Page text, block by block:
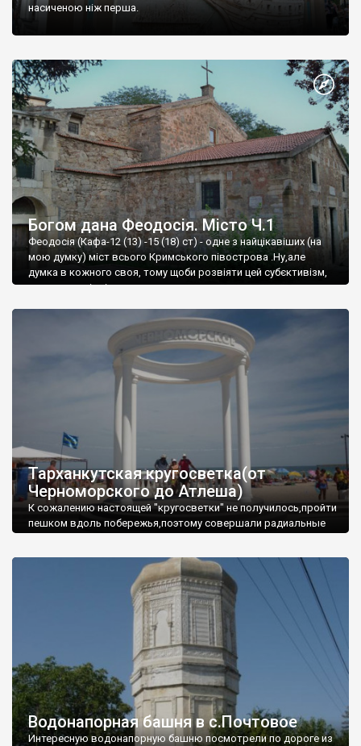
насиченою ніж перша.
Богом дана Феодосія. Місто Ч.1
Феодосія (Кафа-12 (13) -15 (18) ст) - одне з найцікавіших (на
мою думку) міст всього Кримського півострова .Ну,але
думка в кожного своя, тому щоби розвіяти цей субєктивізм,
запрошую відвідати це
Тарханкутская кругосветка(от
Черноморского до Атлеша)
К сожалению настоящей "кругосветки" не получилось,пройти
пешком вдоль побережья,поэтому совершали радиальные
Водонапорная башня в с.Почтовое
Интересную водонапорную башню посмотрели по дороге из